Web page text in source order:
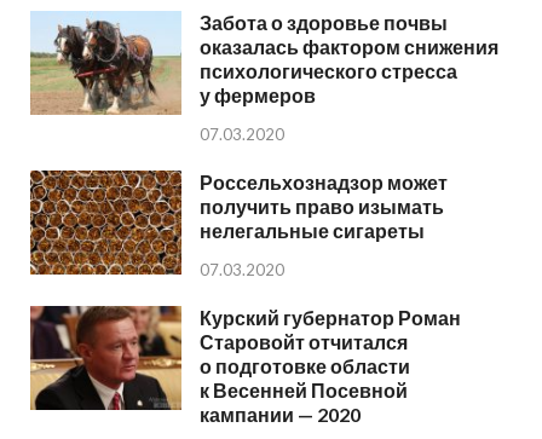
Забота о здоровье почвы
оказалась фактором снижения
психологического стресса
у фермеров
07.03.2020
Россельхознадзор может
получить право изымать
нелегальные сигареты
07.03.2020
Курский губернатор Роман
Старовойт отчитался
о подготовке области
к Весенней Посевной
кампании — 2020